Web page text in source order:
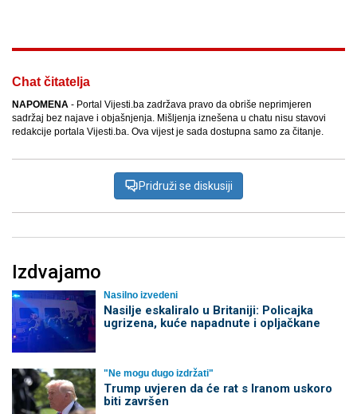
Chat čitatelja
NAPOMENA - Portal Vijesti.ba zadržava pravo da obriše neprimjeren
sadržaj bez najave i objašnjenja. Mišljenja iznešena u chatu nisu stavovi
redakcije portala Vijesti.ba. Ova vijest je sada dostupna samo za čitanje.
Pridruži se diskusiji
Izdvajamo
Nasilno izvedeni
Nasilje eskaliralo u Britaniji: Policajka
ugrizena, kuće napadnute i opljačkane
"Ne mogu dugo izdržati"
Trump uvjeren da će rat s Iranom uskoro
biti završen